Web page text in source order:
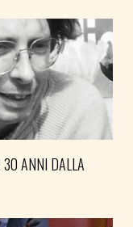
30 ANNI DALLA